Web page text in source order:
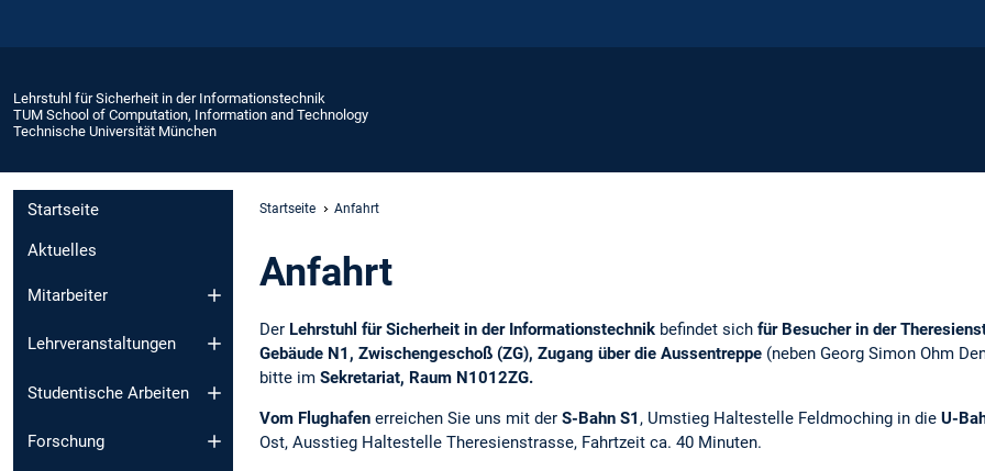
Lehrstuhl für Sicherheit in der Informationstechnik
TUM School of Computation, Information and Technology
Technische Universität München
Startseite
Aktuelles
Mitarbeiter
Lehrveranstaltungen
Studentische Arbeiten
Forschung
Startseite Anfahrt
Anfahrt
Der Lehrstuhl für Sicherheit in der Informationstechnik befindet sich für Besucher in der
Gebäude N1, Zwischengeschoß (ZG), Zugang über die Aussentreppe (neben Georg Simon Ohm
bitte im Sekretariat, Raum N1012ZG.
Vom Flughafen erreichen Sie uns mit der S-Bahn S1 , Umstieg Haltestelle Feldmoching in die U-
Ost, Ausstieg Haltestelle Theresienstrasse, Fahrtzeit ca. 40 Minuten.